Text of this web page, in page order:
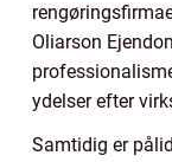
Oliarson
ydelser efter
Samtidig er